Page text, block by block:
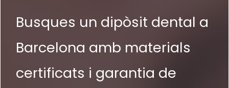
Busques un dipòsit dental a
Barcelona amb materials
certificats i garantia de